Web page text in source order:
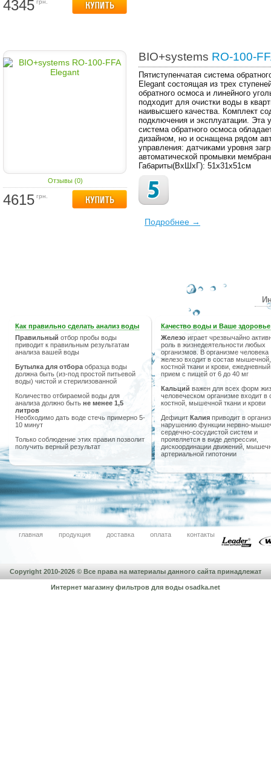
4345 грн.
Отзывы (0)
4615 грн.
BIO+systems RO-100-
Пятиступенчатая система
Elegant состоящая из трех
обратного осмоса и линейного
подходит для очистки воды в
наивысшего качества. Комплект
подключения и эксплуатации. Эта
система обратного осмоса
дизайном, но и оснащена рядом
управления: датчиками уровня
автоматической промывки
Габариты(ВхШхГ): 51х31х51см
Подробнее →
Как правильно сделать анализ воды
Правильный отбор пробы воды
приводит к правильным результатам
анализа вашей воды
Бутылка для отбора образца воды
должна быть (из-под простой питьевой
воды) чистой и стерилизованной
Количество отбираемой воды для
анализа должно быть не менее 1,5
литров
Необходимо дать воде стечь примерно 5-
10 минут
Только соблюдение этих правил позволит
получить верный результат
Качество воды и Ваше здоровье
Железо играет чрезвычайно
роль в жизнедеятельности любых
организмов. В организме человека
железо входит в состав мышечной,
костной ткани и крови, ежедневный
прием с пищей от 6 до 40 мг
Кальций важен для всех форм
человеческом организме входит в
костной, мышечной ткани и крови
Дефицит Калия приводит в
нарушению функции нервно-
сердечно-сосудистой систем и
проявляется в виде депрессии,
дискоординации движений,
артериальной гипотонии
главная продукция доставка оплата контакты
Copyright 2010-2026 © Все права на материалы данного сайта принадлежат
Интернет магазину фильтров для воды osadka.net